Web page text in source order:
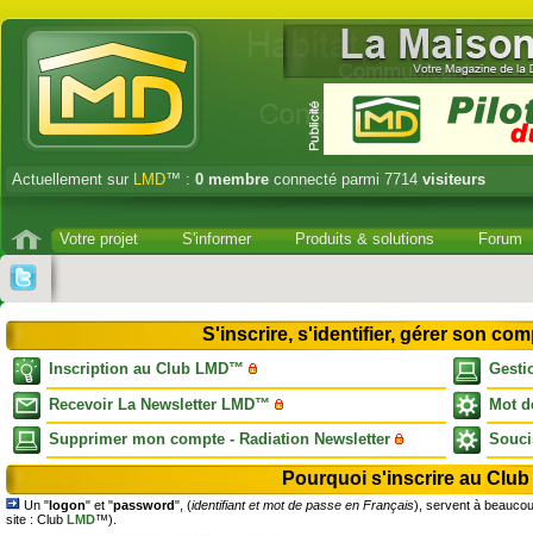
Actuellement sur LMD™ : 0 membre connecté parmi 7714 visiteurs
Votre projet S'informer Produits & solutions Forum
S'inscrire, s'identifier, gérer son
Inscription au Club LMD™
Recevoir La Newsletter LMD™
Mot
Supprimer mon compte - Radiation Newsletter
Pourquoi s'inscrire au
Un "logon" et "password", (identifiant et mot de passe en Français), servent à
site : Club LMD™).